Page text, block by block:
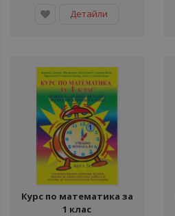
Детайли
Курс по математика за
1 клас